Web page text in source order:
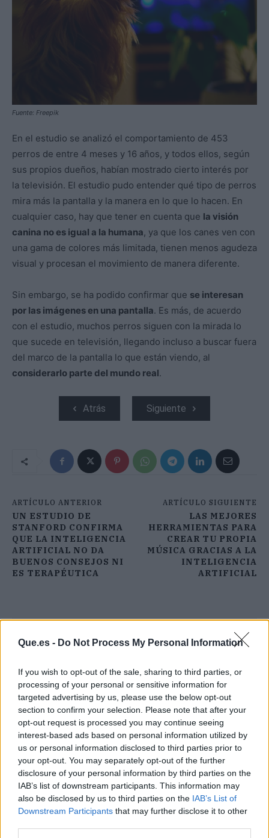
Que.es - Do Not Process My Personal Information
If you wish to opt-out of the sale, sharing to third parties, or
processing of your personal or sensitive information for
targeted advertising by us, please use the below opt-out
section to confirm your selection. Please note that after your
opt-out request is processed you may continue seeing
interest-based ads based on personal information utilized by
us or personal information disclosed to third parties prior to
your opt-out. You may separately opt-out of the further
disclosure of your personal information by third parties on the
IAB’s list of downstream participants. This information may
also be disclosed by us to third parties on the IAB’s List of
Downstream Participants that may further disclose it to other
Fuente: Freepik
En el estudio se analizó el comportamiento de 453
perros de entre 4 meses y 16 años, y todos ellos, según
sus propios dueños, habían mostrado cierto interés por
la televisión. El estudio pudo entender qué tipo de perros
mira más la pantalla y la manera en lo que lo hacen. En
cualquier caso, hay que tener en cuenta que la visión
canina no es igual a la humana, ya que los canes ven con
una gama de colores más limitada, tienen menos agudeza
visual y procesan el movimiento de manera diferente.
Sin embargo, se ha podido confirmar que se interesan
por las imágenes en una pantalla. Es más, de acuerdo
con el estudio, muchos perros siguen con la mirada lo
que sucede en televisión, llegando incluso a buscar fuera
del marco de la pantalla lo que están viendo, al
considerarlo parte del mundo real.
Atrás Siguiente
ARTÍCULO ANTERIOR
UN ESTUDIO DE
STANFORD CONFIRMA
QUE LA INTELIGENCIA
ARTIFICIAL NO DA
BUENOS CONSEJOS NI
ES TERAPÉUTICA
ARTÍCULO SIGUIENTE
LAS MEJORES
HERRAMIENTAS PARA
CREAR TU PROPIA
MÚSICA GRACIAS A LA
INTELIGENCIA
ARTIFICIAL
Publicidad